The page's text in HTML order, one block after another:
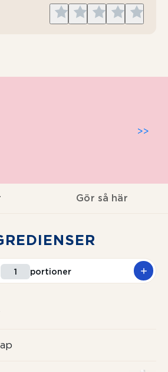
Give
5
Give
4
Give
3
Give
2
Give
1
>>
Gör så här
portioner